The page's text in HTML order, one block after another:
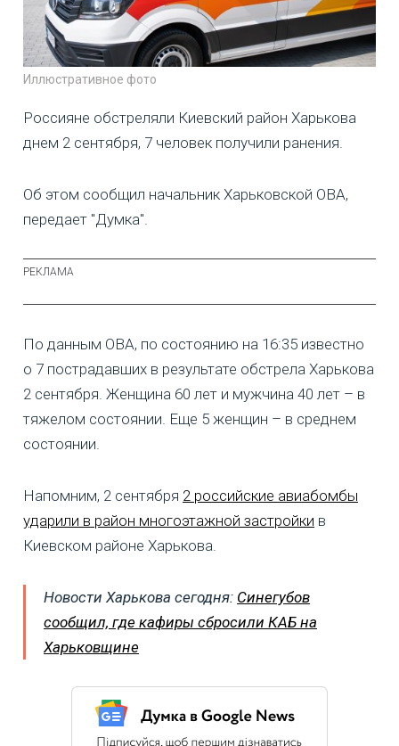
Иллюстративное фото
Россияне обстреляли Киевский район Харькова
днем 2 сентября, 7 человек получили ранения.
Об этом сообщил начальник Харьковской ОВА,
передает "Думка".
По данным ОВА, по состоянию на 16:35 известно
о 7 пострадавших в результате обстрела Харькова
2 сентября. Женщина 60 лет и мужчина 40 лет – в
тяжелом состоянии. Еще 5 женщин – в среднем
состоянии.
Напомним, 2 сентября 2 российские авиабомбы
ударили в район многоэтажной застройки в
Киевском районе Харькова.
Новости Харькова сегодня: Синегубов
сообщил, где кафиры сбросили КАБ на
Харьковщине